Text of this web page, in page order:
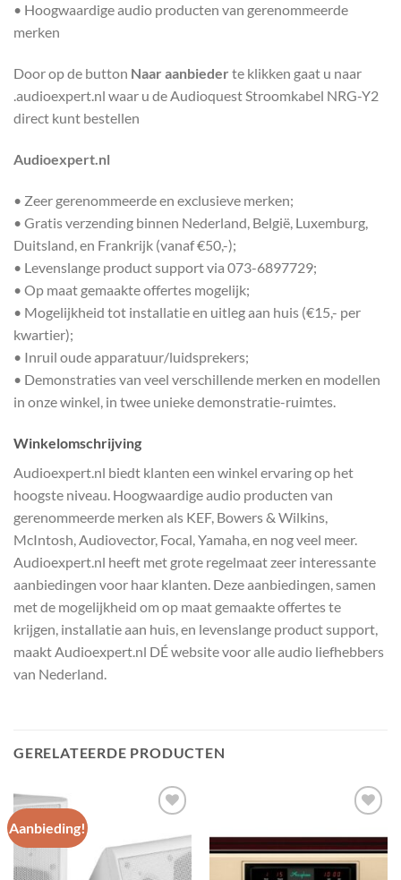
• Hoogwaardige audio producten van gerenommeerde
merken
Door op de button Naar aanbieder te klikken gaat u naar
.audioexpert.nl waar u de Audioquest Stroomkabel NRG-Y2
direct kunt bestellen
Audioexpert.nl
• Zeer gerenommeerde en exclusieve merken;
• Gratis verzending binnen Nederland, België, Luxemburg,
Duitsland, en Frankrijk (vanaf €50,-);
• Levenslange product support via 073-6897729;
• Op maat gemaakte offertes mogelijk;
• Mogelijkheid tot installatie en uitleg aan huis (€15,- per
kwartier);
• Inruil oude apparatuur/luidsprekers;
• Demonstraties van veel verschillende merken en modellen
in onze winkel, in twee unieke demonstratie-ruimtes.
Winkelomschrijving
Audioexpert.nl biedt klanten een winkel ervaring op het
hoogste niveau. Hoogwaardige audio producten van
gerenommeerde merken als KEF, Bowers & Wilkins,
McIntosh, Audiovector, Focal, Yamaha, en nog veel meer.
Audioexpert.nl heeft met grote regelmaat zeer interessante
aanbiedingen voor haar klanten. Deze aanbiedingen, samen
met de mogelijkheid om op maat gemaakte offertes te
krijgen, installatie aan huis, en levenslange product support,
maakt Audioexpert.nl DÉ website voor alle audio liefhebbers
van Nederland.
GERELATEERDE PRODUCTEN
Aanbieding!
Toevoegen
Toevoegen
aan